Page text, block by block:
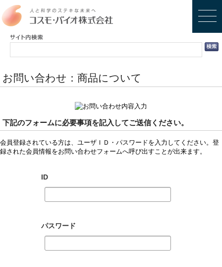
お問い合わせ：商品について
下記のフォームに必要事項を記入してご送信ください。
会員登録されている方は、ユーザＩＤ・パスワードを入力してください。登
録された会員情報をお問い合わせフォームへ呼び出すことが出来ます。
ID
パスワード